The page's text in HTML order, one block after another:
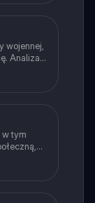
wojennej,
Analiza
tym
Idealne